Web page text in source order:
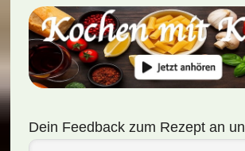
Dein Feedback zum Rezept an